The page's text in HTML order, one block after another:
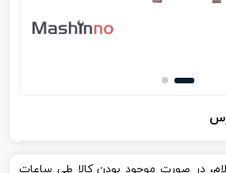
در صورت موجود بودن کالا طی ساعات